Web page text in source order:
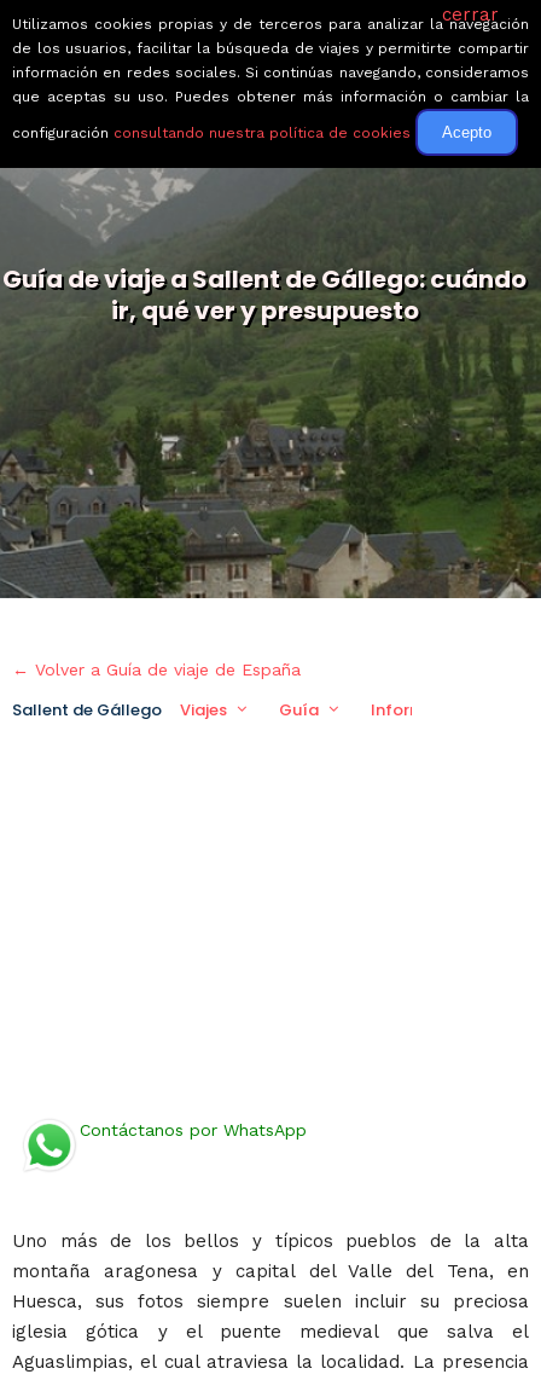
Guía de viaje a Sallent de Gállego: cuándo
ir, qué ver y presupuesto
← Volver a Guía de viaje de España
Sallent de Gállego Viajes Guía Información práctica
Contáctanos por WhatsApp
Uno más de los bellos y típicos pueblos de la alta
montaña aragonesa y capital del Valle del Tena, en
Huesca, sus fotos siempre suelen incluir su preciosa
iglesia gótica y el puente medieval que salva el
Aguaslimpias, el cual atraviesa la localidad. La presencia
cerrar
Utilizamos cookies propias y de terceros para analizar la navegación
de los usuarios, facilitar la búsqueda de viajes y permitirte compartir
información en redes sociales. Si continúas navegando, consideramos
que aceptas su uso. Puedes obtener más información o cambiar la
configuración consultando nuestra política de cookies Acepto